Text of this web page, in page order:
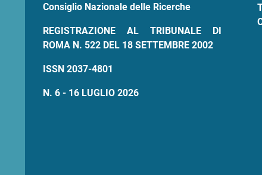
Consiglio Nazionale delle Ricerche
REGISTRAZIONE AL TRIBUNALE DI
ROMA N. 522 DEL 18 SETTEMBRE 2002
ISSN 2037-4801
N. 6 - 16 LUGLIO 2026